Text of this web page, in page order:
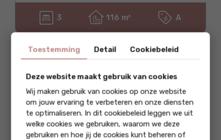
3 116 m² A
Toestemming Detail Cookiebeleid
Deze website maakt gebruik van cookies
Wij maken gebruik van cookies op onze website
om jouw ervaring te verbeteren en onze diensten
te optimaliseren. In dit cookiebeleid leggen we uit
welke cookies we gebruiken, waarom we deze
gebruiken en hoe jij de cookies kunt beheren of